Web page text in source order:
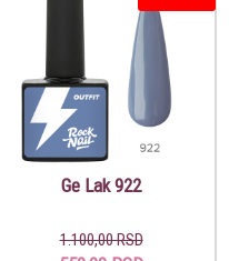
Ge Lak 922
1.100,00 RSD